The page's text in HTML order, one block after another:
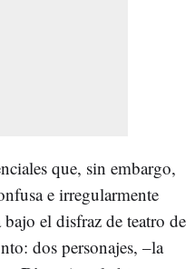
que, sin embargo,
e irregularmente
el disfraz de teatro de
dos personajes, –la